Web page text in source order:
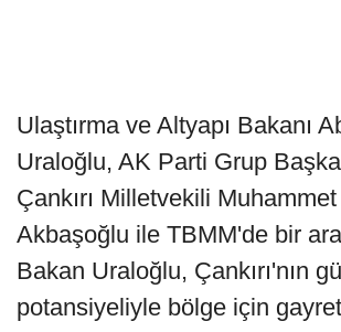
Ulaştırma ve Altyapı Bakanı
Uraloğlu, AK Parti Grup
Çankırı Milletvekili
Akbaşoğlu ile TBMM'de bir
Bakan Uraloğlu, Çankırı'nın
potansiyeliyle bölge için